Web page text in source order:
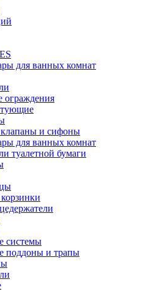
для ванных комнат
ограждения
и сифоны
для ванных комнат
туалетной бумаги
системы
поддоны и трапы